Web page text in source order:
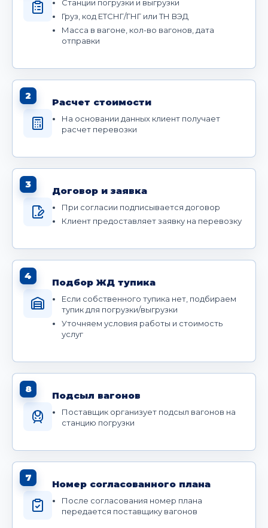
Станции погрузки и выгрузки
Груз, код ЕТСНГ/ГНГ или ТН ВЭД
Масса в вагоне, кол-во вагонов, дата
отправки
2
Расчет стоимости
На основании данных клиент получает
расчет перевозки
3
Договор и заявка
При согласии подписывается договор
Клиент предоставляет заявку на перевозку
4
Подбор ЖД тупика
Если собственного тупика нет, подбираем
тупик для погрузки/выгрузки
Уточняем условия работы и стоимость
услуг
8
Подсыл вагонов
Поставщик организует подсыл вагонов на
станцию погрузки
7
Номер согласованного плана
После согласования номер плана
передается поставщику вагонов